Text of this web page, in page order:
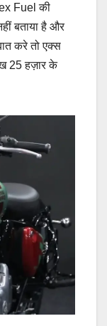
Fuel की
बताया है और
करे तो एक्स
25 हज़ार के